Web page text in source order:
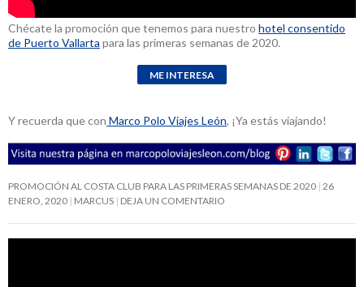
Chécate la promoción que tenemos para nuestro hotel consentido
de Puerto Vallarta para las primeras semanas de 2020.
Y recuerda que con Marco Polo Viajes León, ¡Ya estás viajando!
PROMOCIÓN AL COSTA CLUB PARA LAS PRIMERAS SEMANAS DE 2020 26
ENERO, 2020 MARCUS DEJA UN COMENTARIO